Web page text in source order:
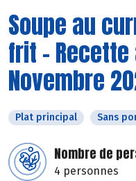
Soupe au
frit - Recette
Novembre
Plat principal Sans
Nombre de
4 personnes